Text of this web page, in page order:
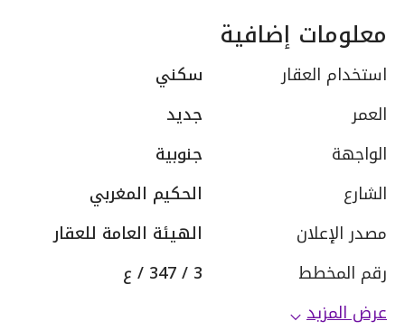
معلومات إضافية
استخدام العقار
سكني
العمر
جديد
الواجهة
جنوبية
الشارع
الحكيم المغربي
مصدر الإعلان
الهيئة العامة للعقار
رقم المخطط
3 / 347 / ع
عرض المزيد